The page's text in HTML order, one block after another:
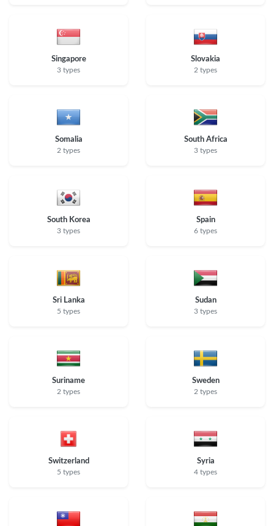
Singapore
3 types
Slovakia
2 types
Somalia
2 types
South Africa
3 types
South Korea
3 types
Spain
6 types
Sri Lanka
5 types
Sudan
3 types
Suriname
2 types
Sweden
2 types
Switzerland
5 types
Syria
4 types